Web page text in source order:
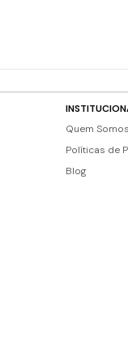
Quem Somos
Políticas de
Blog